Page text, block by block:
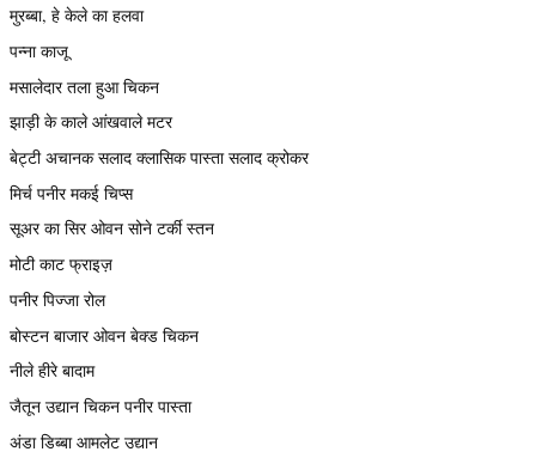
मुरब्बा, हे केले का हलवा
पन्ना काजू
मसालेदार तला हुआ चिकन
झाड़ी के काले आंखवाले मटर
बेट्टी अचानक सलाद क्लासिक पास्ता सलाद क्रोकर
मिर्च पनीर मकई चिप्स
सूअर का सिर ओवन सोने टर्की स्तन
मोटी काट फ्राइज़
पनीर पिज्जा रोल
बोस्टन बाजार ओवन बेक्ड चिकन
नीले हीरे बादाम
जैतून उद्यान चिकन पनीर पास्ता
अंडा डिब्बा आमलेट उद्यान